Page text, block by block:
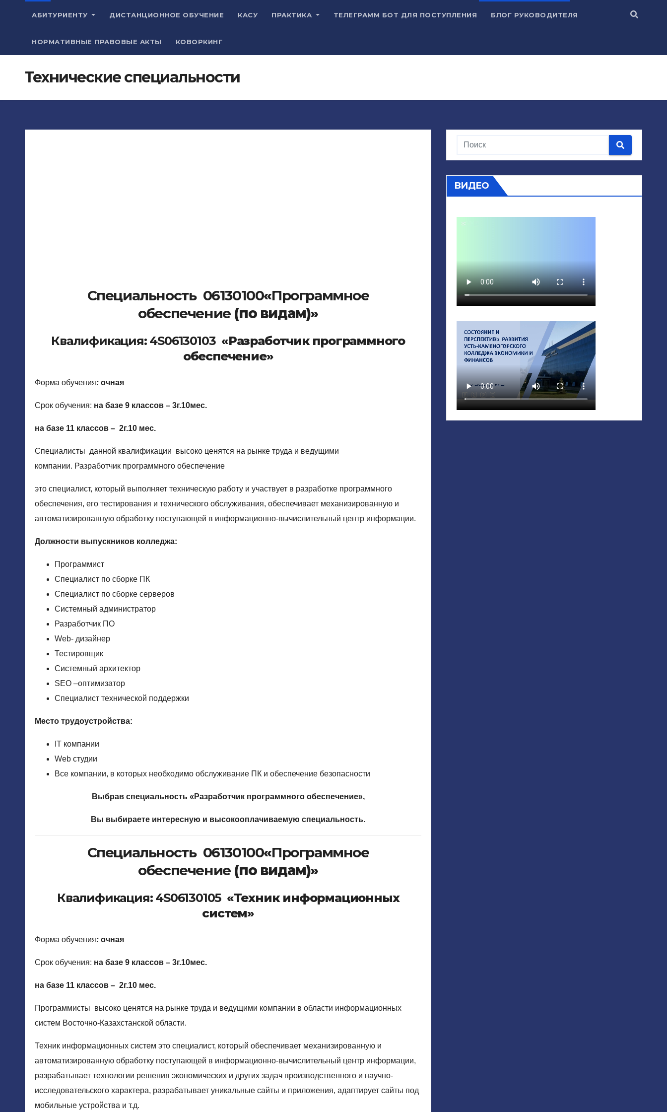
АБИТУРИЕНТУ ДИСТАНЦИОННОЕ ОБУЧЕНИЕ КАСУ ПРАКТИКА ТЕЛЕГРАММ БОТ ДЛЯ ПОСТУПЛЕНИЯ БЛОГ РУКОВОДИТЕЛЯ
НОРМАТИВНЫЕ ПРАВОВЫЕ АКТЫ КОВОРКИНГ
Технические специальности
Специальность 06130100«Программное
обеспечение (по видам)»
Квалификация: 4S06130103«Разработчик программного
обеспечение»
Форма обучения: очная
Срок обучения: на базе 9 классов – 3г.10мес.
на базе 11 классов – 2г.10 мес.
Специалисты данной квалификации высоко ценятся на рынке труда и ведущими
компании. Разработчик программного обеспечение
это специалист, который выполняет техническую работу и участвует в разработке программного
обеспечения, его тестирования и технического обслуживания, обеспечивает механизированную и
автоматизированную обработку поступающей в информационно-вычислительный центр информации.
Должности выпускников колледжа:
Программист
Специалист по сборке ПК
Специалист по сборке серверов
Системный администратор
Разработчик ПО
Web- дизайнер
Тестировщик
Системный архитектор
SEO –оптимизатор
Специалист технической поддержки
Место трудоустройства:
IT компании
Web студии
Все компании, в которых необходимо обслуживание ПК и обеспечение безопасности
Выбрав специальность « Разработчик программного обеспечение»,
Вы выбираете интересную и высокооплачиваемую специальность.
Специальность 06130100«Программное
обеспечение (по видам)»
Квалификация: 4S06130105«Техник информационных
систем»
Форма обучения: очная
Срок обучения: на базе 9 классов – 3г.10мес.
на базе 11 классов – 2г.10 мес.
Программисты высоко ценятся на рынке труда и ведущими компании в области информационных
систем Восточно-Казахстанской области.
Техник информационных систем это специалист, который обеспечивает механизированную и
автоматизированную обработку поступающей в информационно-вычислительный центр информации,
разрабатывает технологии решения экономических и других задач производственного и научно-
исследовательского характера, разрабатывает уникальные сайты и приложения, адаптирует сайты под
мобильные устройства и т.д.
ВИДЕО